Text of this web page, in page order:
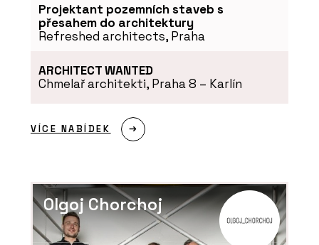
Projektant pozemních staveb s
přesahem do architektury
Refreshed architects, Praha
ARCHITECT WANTED
Chmelař architekti, Praha 8 – Karlín
VÍCE NABÍDEK
Olgoj Chorchoj